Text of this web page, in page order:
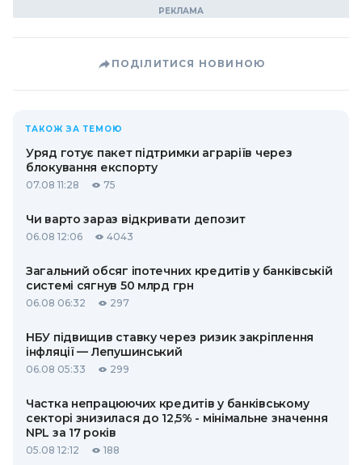
ПОДІЛИТИСЯ НОВИНОЮ
ТАКОЖ ЗА ТЕМОЮ
Уряд готує пакет підтримки аграріїв через
блокування експорту
07.08 11:28 75
Чи варто зараз відкривати депозит
06.08 12:06 4043
Загальний обсяг іпотечних кредитів у банківській
системі сягнув 50 млрд грн
06.08 06:32 297
НБУ підвищив ставку через ризик закріплення
інфляції — Лепушинський
06.08 05:33 299
Частка непрацюючих кредитів у банківському
секторі знизилася до 12,5% - мінімальне значення
NPL за 17 років
05.08 12:12 188